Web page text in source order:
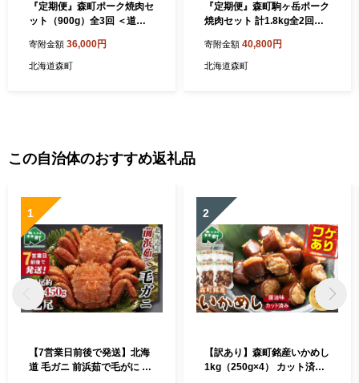
『定期便』森町ポーク焼肉セ
ット（900g）全3回 ＜道産
ロース バラ 焼肉 セット ふる
さと納税 北海道 mr1-0025
寄附金額 36,000円
北海道森町
『定期便』森町駒ヶ岳ポーク
焼肉セット 計1.8kg全2回＜
豚肉 ロース バラ 焼肉 セット
ふるさと納税 北海道 mr1-00
寄附金額 40,800円
北海道森町
この自治体のおすすめ返礼品
1
【7営業日前後で発送】北海
道 毛ガニ 前浜茹で毛がに 約
2
【訳あり】森町銘産いかめし
1kg（250g×4） カット済み